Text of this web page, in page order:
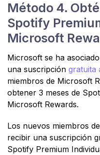
Método 4.
Spotify
Microsoft
Microsoft se ha
una suscripción gratuita
miembros de Microsoft
obtener 3 meses de
Microsoft Rewards.
Los nuevos miembros
recibir una suscripción
Spotify Premium